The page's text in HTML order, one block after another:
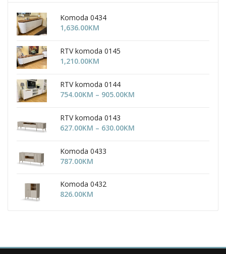
Komoda 0434
1,636.00KM
RTV komoda 0145
1,210.00KM
RTV komoda 0144
754.00KM – 905.00KM
RTV komoda 0143
627.00KM – 630.00KM
Komoda 0433
787.00KM
Komoda 0432
826.00KM